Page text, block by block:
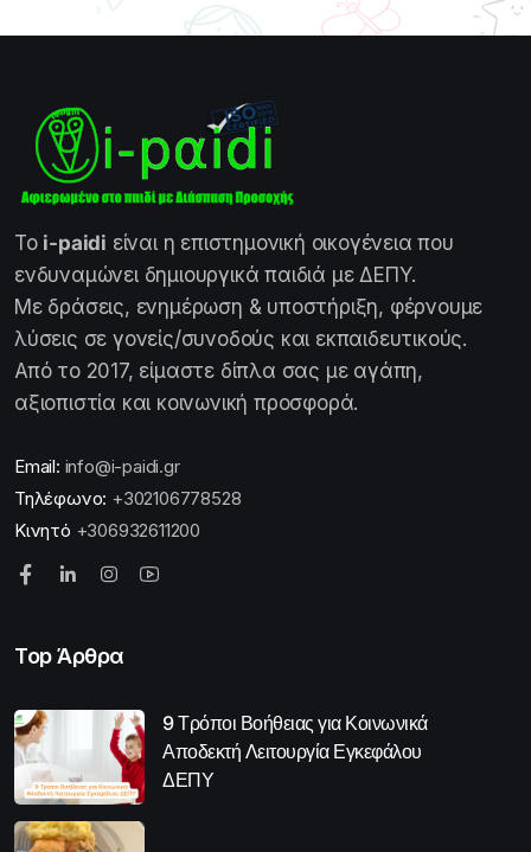
Το i-paidi είναι η επιστημονική οικογένεια που
ενδυναμώνει δημιουργικά παιδιά με ΔΕΠΥ.
Με δράσεις, ενημέρωση & υποστήριξη, φέρνουμε
λύσεις σε γονείς/συνοδούς και εκπαιδευτικούς.
Από το 2017, είμαστε δίπλα σας με αγάπη,
αξιοπιστία και κοινωνική προσφορά.
Email: info@i-paidi.gr
Τηλέφωνο: +302106778528
Κινητό +306932611200
Top Άρθρα
9 Τρόποι Βοήθειας για Κοινωνικά
Αποδεκτή Λειτουργία Εγκεφάλου
ΔΕΠΥ